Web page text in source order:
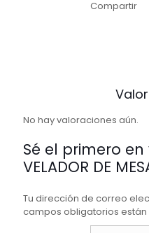
Compartir
No hay valoraciones aún.
Sé el primero en
VELADOR DE
Tu dirección de correo
campos obligatorios